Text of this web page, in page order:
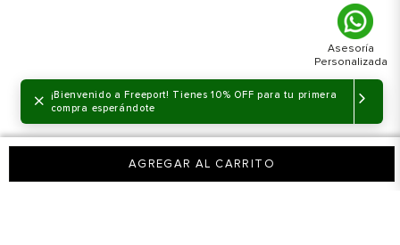
×
¡Bienvenido a Freeport! Tienes 10% OFF para tu primera
compra esperándote
AGREGAR AL CARRITO